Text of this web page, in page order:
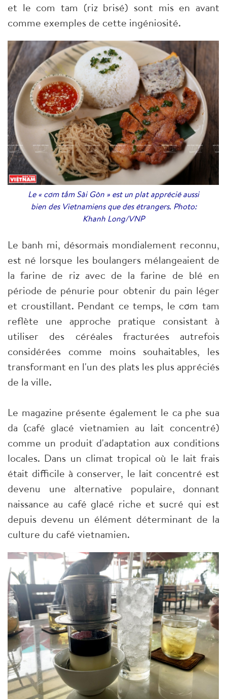
et le com tam (riz brisé) sont mis en avant
comme exemples de cette ingéniosité.
Le « cơm tấm Sài Gòn » est un plat apprécié aussi
bien des Vietnamiens que des étrangers. Photo:
Khanh Long/VNP
Le banh mi, désormais mondialement reconnu,
est né lorsque les boulangers mélangeaient de
la farine de riz avec de la farine de blé en
période de pénurie pour obtenir du pain léger
et croustillant. Pendant ce temps, le cơm tam
reflète une approche pratique consistant à
utiliser des céréales fracturées autrefois
considérées comme moins souhaitables, les
transformant en l'un des plats les plus appréciés
de la ville.
Le magazine présente également le ca phe sua
da (café glacé vietnamien au lait concentré)
comme un produit d'adaptation aux conditions
locales. Dans un climat tropical où le lait frais
était difficile à conserver, le lait concentré est
devenu une alternative populaire, donnant
naissance au café glacé riche et sucré qui est
depuis devenu un élément déterminant de la
culture du café vietnamien.